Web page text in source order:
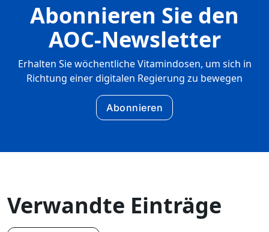
Abonnieren Sie den
AOC-Newsletter
Erhalten Sie wöchentliche Vitamindosen, um sich in
Richtung einer digitalen Regierung zu bewegen
Abonnieren
Verwandte Einträge